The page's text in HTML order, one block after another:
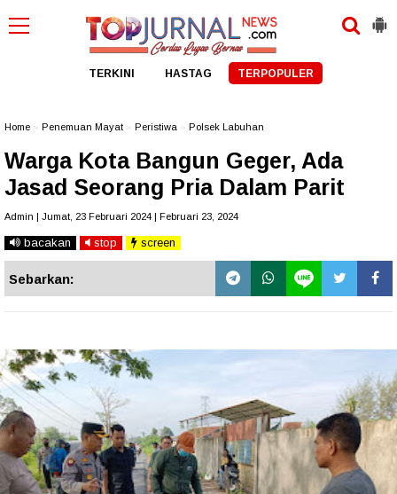
TERKINI HASTAG TERPOPULER
Home Penemuan Mayat Peristiwa Polsek Labuhan
Warga Kota Bangun Geger, Ada
Jasad Seorang Pria Dalam Parit
Admin | Jumat, 23 Februari 2024 | Februari 23, 2024
bacakan stop screen
Sebarkan: